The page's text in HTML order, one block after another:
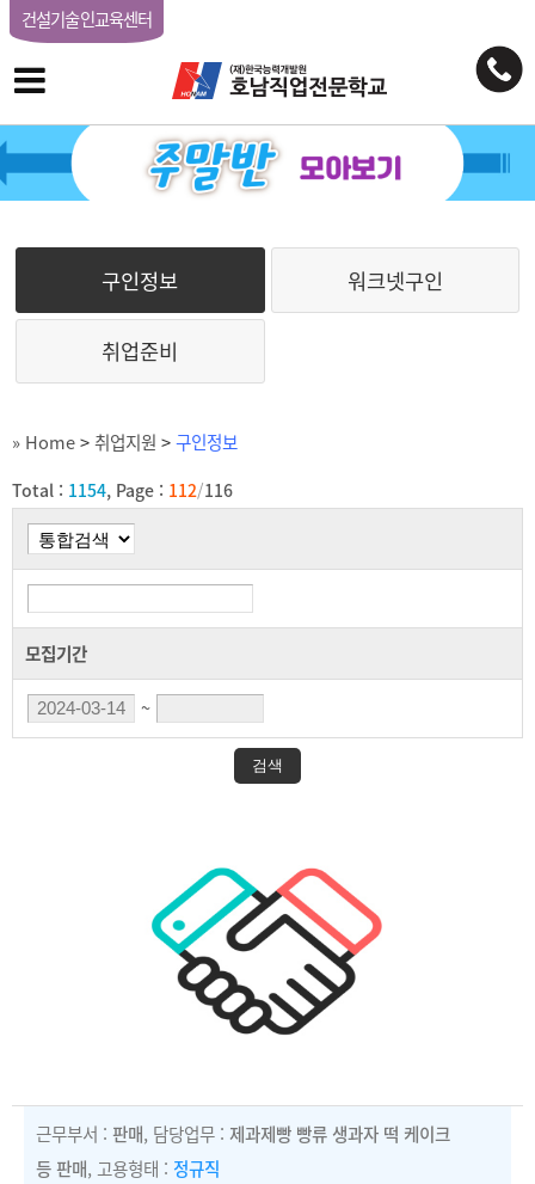
건설기술인교육센터
구인정보 워크넷구인
취업준비
» Home>취업지원 >구인정보
Total : 1154, Page : 112/116
모집기간
~
근무부서 : 판매, 담당업무 : 제과제빵 빵류 생과자 떡 케이크
등 판매, 고용형태 : 정규직